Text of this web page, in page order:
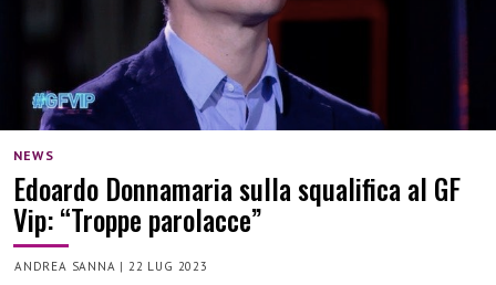
NEWS
Edoardo Donnamaria sulla squalifica al GF
Vip: “Troppe parolacce”
ANDREA SANNA |22 LUG 2023